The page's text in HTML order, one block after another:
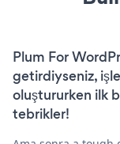
Plum For
getirdiyseniz,
oluştururken ilk
tebrikler!